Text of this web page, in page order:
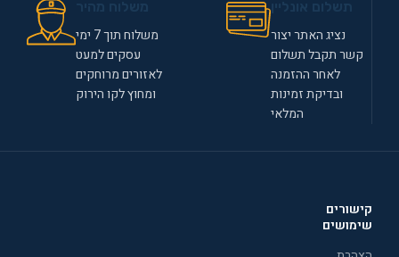
נציג האתר יצור
קשר תקבל תשלום
לאחר ההזמנה
ובדיקת זמינות
המלאי
משלוח תוך 7 ימי
עסקים למעט
לאזורים מרוחקים
ומחוץ לקו הירוק
קישורים
שימושים